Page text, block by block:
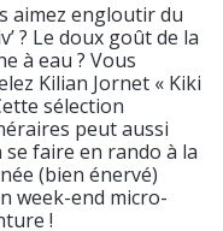
aimez engloutir du
? Le doux goût de la
à eau ? Vous
Kilian Jornet « Kiki
sélection
peut aussi
se faire en rando à la
(bien énervé)
week-end micro-
!